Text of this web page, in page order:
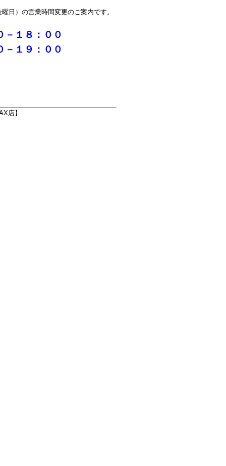
日）の営業時間変更のご案内です。
１８：００
１９：００
店】